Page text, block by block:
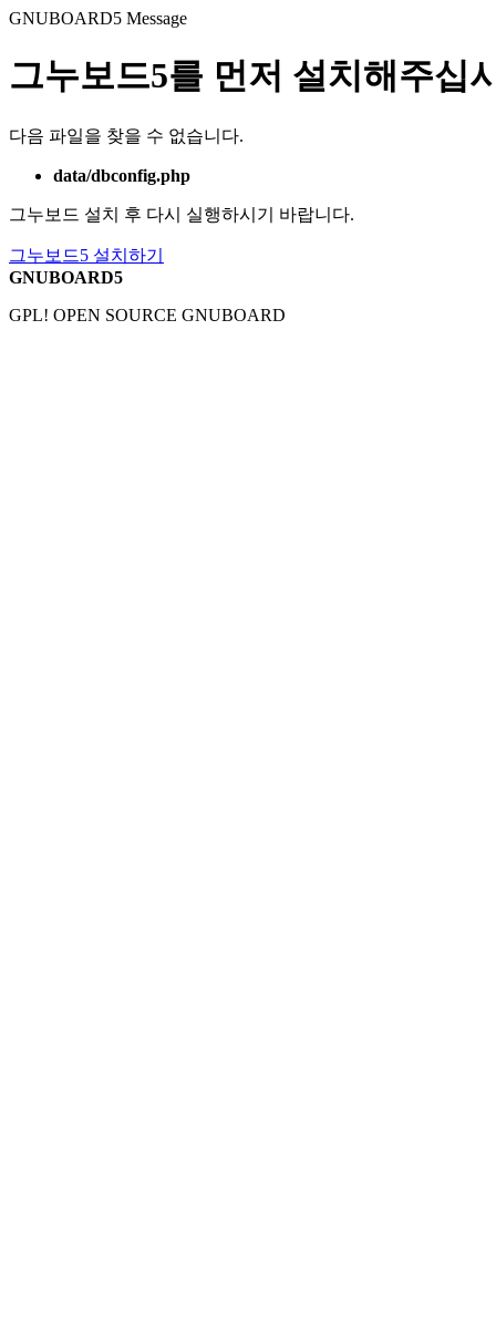
GNUBOARD5 Message
그누보드5를 먼저 설치해주십
다음 파일을 찾을 수 없습니다.
data/dbconfig.php
그누보드 설치 후 다시 실행하시기 바랍니다.
그누보드5 설치하기
GNUBOARD5
GPL! OPEN SOURCE GNUBOARD